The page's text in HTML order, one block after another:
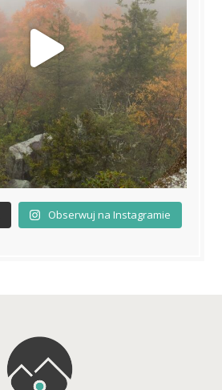
Obserwuj na Instagramie